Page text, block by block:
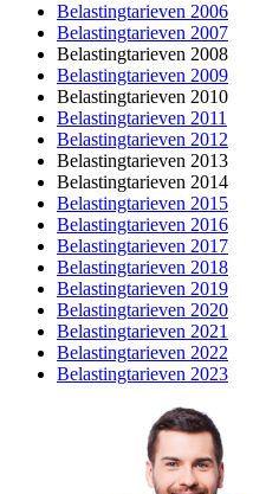
Belastingtarieven 2006
Belastingtarieven 2007
Belastingtarieven 2008
Belastingtarieven 2009
Belastingtarieven 2010
Belastingtarieven 2011
Belastingtarieven 2012
Belastingtarieven 2013
Belastingtarieven 2014
Belastingtarieven 2015
Belastingtarieven 2016
Belastingtarieven 2017
Belastingtarieven 2018
Belastingtarieven 2019
Belastingtarieven 2020
Belastingtarieven 2021
Belastingtarieven 2022
Belastingtarieven 2023